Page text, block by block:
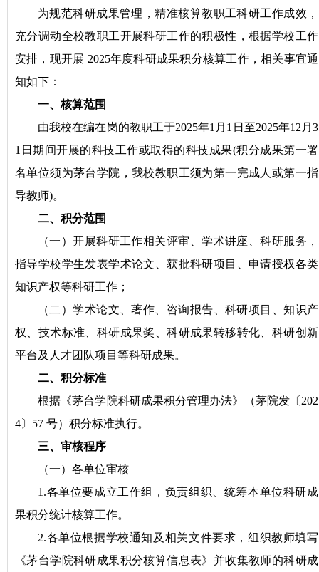
为规范科研成果管理，精准核算教职工科研工作成效，
充分调动全校教职工开展科研工作的积极性，根据学校工作
安排，现开展 2025年度科研成果积分核算工作，相关事宜通
知如下：
一、核算范围
由我校在编在岗的教职工于2025年1月1日至2025年12月3
1日期间开展的科技工作或取得的科技成果(积分成果第一署
名单位须为茅台学院，我校教职工须为第一完成人或第一指
导教师)。
二、积分范围
（一）开展科研工作相关评审、学术讲座、科研服务，
指导学校学生发表学术论文、获批科研项目、申请授权各类
知识产权等科研工作；
（二）学术论文、著作、咨询报告、科研项目、知识产
权、技术标准、科研成果奖、科研成果转移转化、科研创新
平台及人才团队项目等科研成果。
二、积分标准
根据《茅台学院科研成果积分管理办法》（茅院发〔202
4〕57 号）积分标准执行。
三、审核程序
（一）各单位审核
1.各单位要成立工作组，负责组织、统筹本单位科研成
果积分统计核算工作。
2.各单位根据学校通知及相关文件要求，组织教师填写
《茅台学院科研成果积分核算信息表》并收集教师的科研成